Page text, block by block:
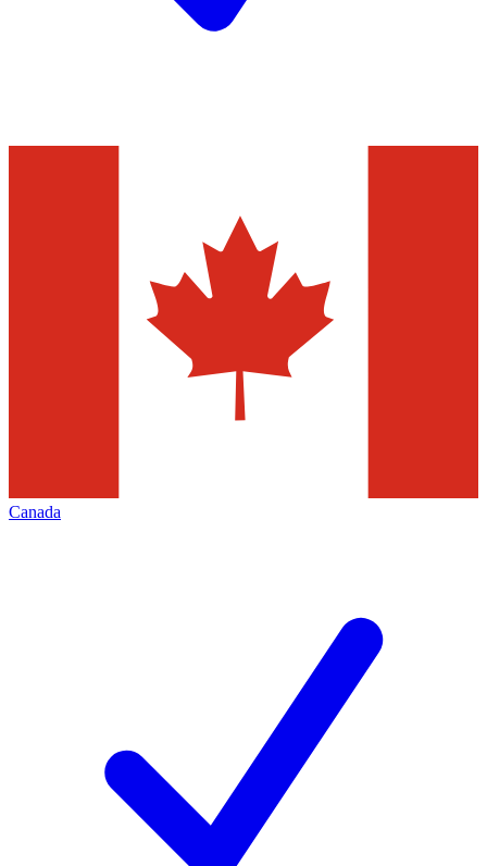
Canada